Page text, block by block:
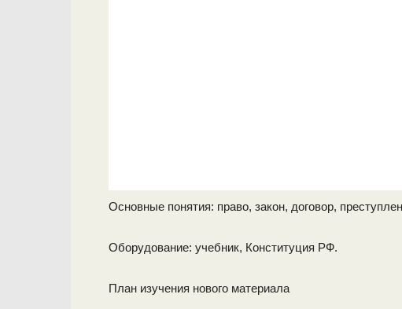
Основные понятия: право, закон, договор,
Оборудование: учебник, Конституция РФ.
План изучения нового материала